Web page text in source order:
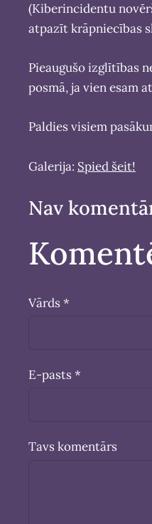
(Kiberincidentu
atpazīt krāpniecības
Pieaugušo izglītības
posmā, ja vien esam
Paldies visiem
Galerija: Spied šeit!
Nav
Vārds *
E-pasts *
Tavs komentārs